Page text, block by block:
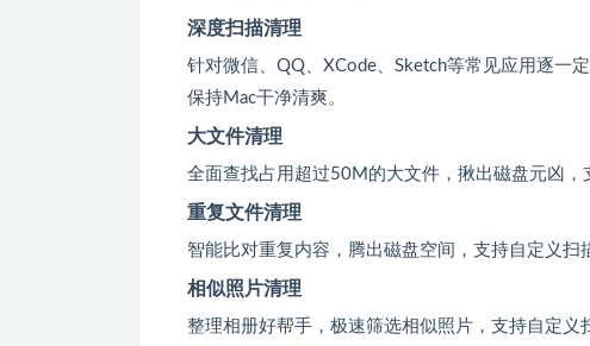
深度扫描清理
针对微信、QQ、XCode、Sketch等常见应用逐一
保持Mac干净清爽。
大文件清理
全面查找占用超过50M的大文件，揪出磁盘元凶，
重复文件清理
智能比对重复内容，腾出磁盘空间，支持自定义扫
相似照片清理
整理相册好帮手，极速筛选相似照片，支持自定义